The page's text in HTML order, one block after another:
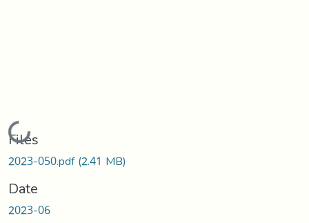
Loading...
Files
2023-050.pdf(2.41 MB)
Date
2023-06